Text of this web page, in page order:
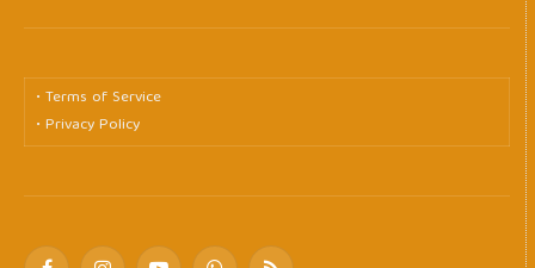
• Terms of Service
• Privacy Policy